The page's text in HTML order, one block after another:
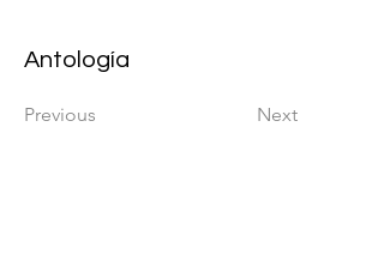
Antología
Previous Next